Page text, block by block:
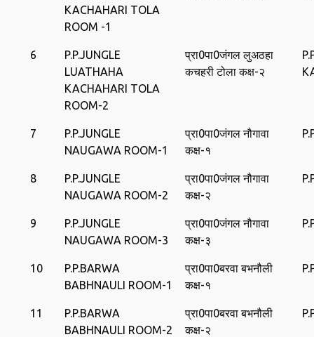
KACHAHARI TOLA
ROOM -1
6
P.P.JUNGLE
LUATHAHA
KACHAHARI TOLA
ROOM-2
प्रा0पा0जंगल लुअठहा
कचहरी टोला कक्ष-२
7
P.P.JUNGLE
NAUGAWA ROOM-1
प्रा0पा0जंगल नौगावा
कक्ष-१
8
P.P.JUNGLE
NAUGAWA ROOM-2
प्रा0पा0जंगल नौगावा
कक्ष-२
9
P.P.JUNGLE
NAUGAWA ROOM-3
प्रा0पा0जंगल नौगावा
कक्ष-३
10
P.P.BARWA
BABHNAULI ROOM-1
प्रा0पा0बरवा बभनौली
कक्ष-१
11
P.P.BARWA
BABHNAULI ROOM-2
प्रा0पा0बरवा बभनौली
कक्ष-२